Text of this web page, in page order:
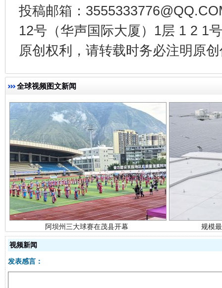
投稿邮箱：
12号（华声国际大厦）1层 1 2 1
原创权利，请转载时务必注明原
全球视频图文新闻
全民健身五年计划来了！等你上场
阿坝州三大球赛在茂县开幕 规模
视频新闻
发表感言：